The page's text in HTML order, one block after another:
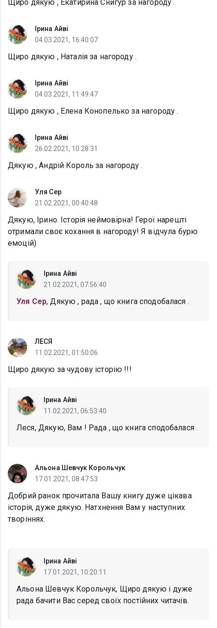
Щиро дякую , Екатирина Снигур за нагороду .
Ірина Айві
04.03.2021, 16:40:07
Щиро дякую , Наталія за нагороду .
Ірина Айві
04.03.2021, 11:49:47
Щиро дякую , Елена Конопелько за нагороду .
Ірина Айві
26.02.2021, 10:28:31
Дякую , Андрій Король за нагороду .
Уля Сер
21.02.2021, 00:40:48
Дякую, Ірино. Історія неймовірна! Герої нарешті
отримали своє кохання в нагороду! Я відчула бурю
емоцій)
Ірина Айві
21.02.2021, 07:56:40
Уля Сер, Дякую , рада , що книга сподобалася .
ЛЕСЯ
11.02.2021, 01:50:06
Щиро дякую за чудову історію !!!
Ірина Айві
11.02.2021, 06:53:40
Леся, Дякую, Вам ! Рада , що книга сподобалася .
Альона Шевчук Корольчук
17.01.2021, 08:47:53
Добрий ранок прочитала Вашу книгу дуже цікава
історія, дуже дякую. Натхнення Вам у наступних
творіннях.
Ірина Айві
17.01.2021, 10:20:11
Альона Шевчук Корольчук, Щиро дякую і дуже
рада бачити Вас серед своїх постійних читачів.